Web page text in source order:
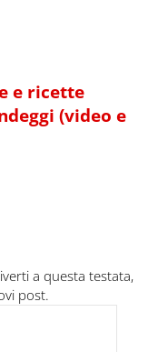
e ricette
(video e
a questa testata,
post.